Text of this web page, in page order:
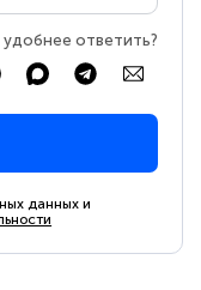
удобнее ответить?
данных и